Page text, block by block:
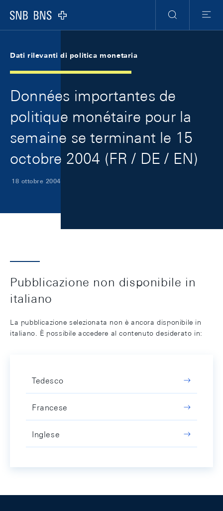
Logo
Ricerca
Menu
Dati rilevanti di politica monetaria
Données importantes de
politique monétaire pour la
semaine se terminant le 15
octobre 2004 (FR / DE / EN)
18 ottobre 2004
Pubblicazione non disponibile in
italiano
La pubblicazione selezionata non è ancora disponibile in
italiano. È possibile accedere al contenuto desiderato in:
Tedesco
Francese
Inglese